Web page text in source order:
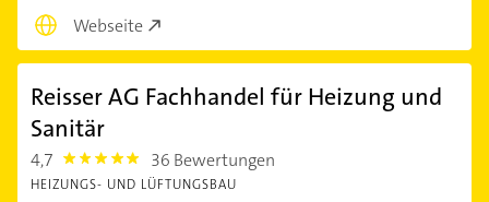
Webseite
Reisser AG Fachhandel für Heizung und
Sanitär
4,7 4.7000003 36 Bewertungen
HEIZUNGS- UND LÜFTUNGSBAU